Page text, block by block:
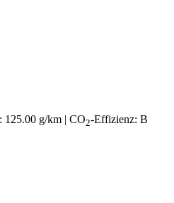
125.00 g/km | CO2-Effizienz: B